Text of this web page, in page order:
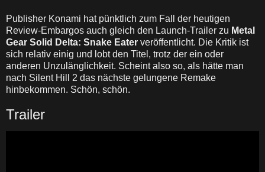
Publisher Konami hat pünktlich zum Fall der heutigen
Review-Embargos auch gleich den Launch-Trailer zu Metal
Gear Solid Delta: Snake Eater veröffentlicht. Die Kritik ist
sich relativ einig und lobt den Titel, trotz der ein oder
anderen Unzulänglichkeit. Scheint also so, als hätte man
nach Silent Hill 2 das nächste gelungene Remake
hinbekommen. Schön, schön.
Trailer